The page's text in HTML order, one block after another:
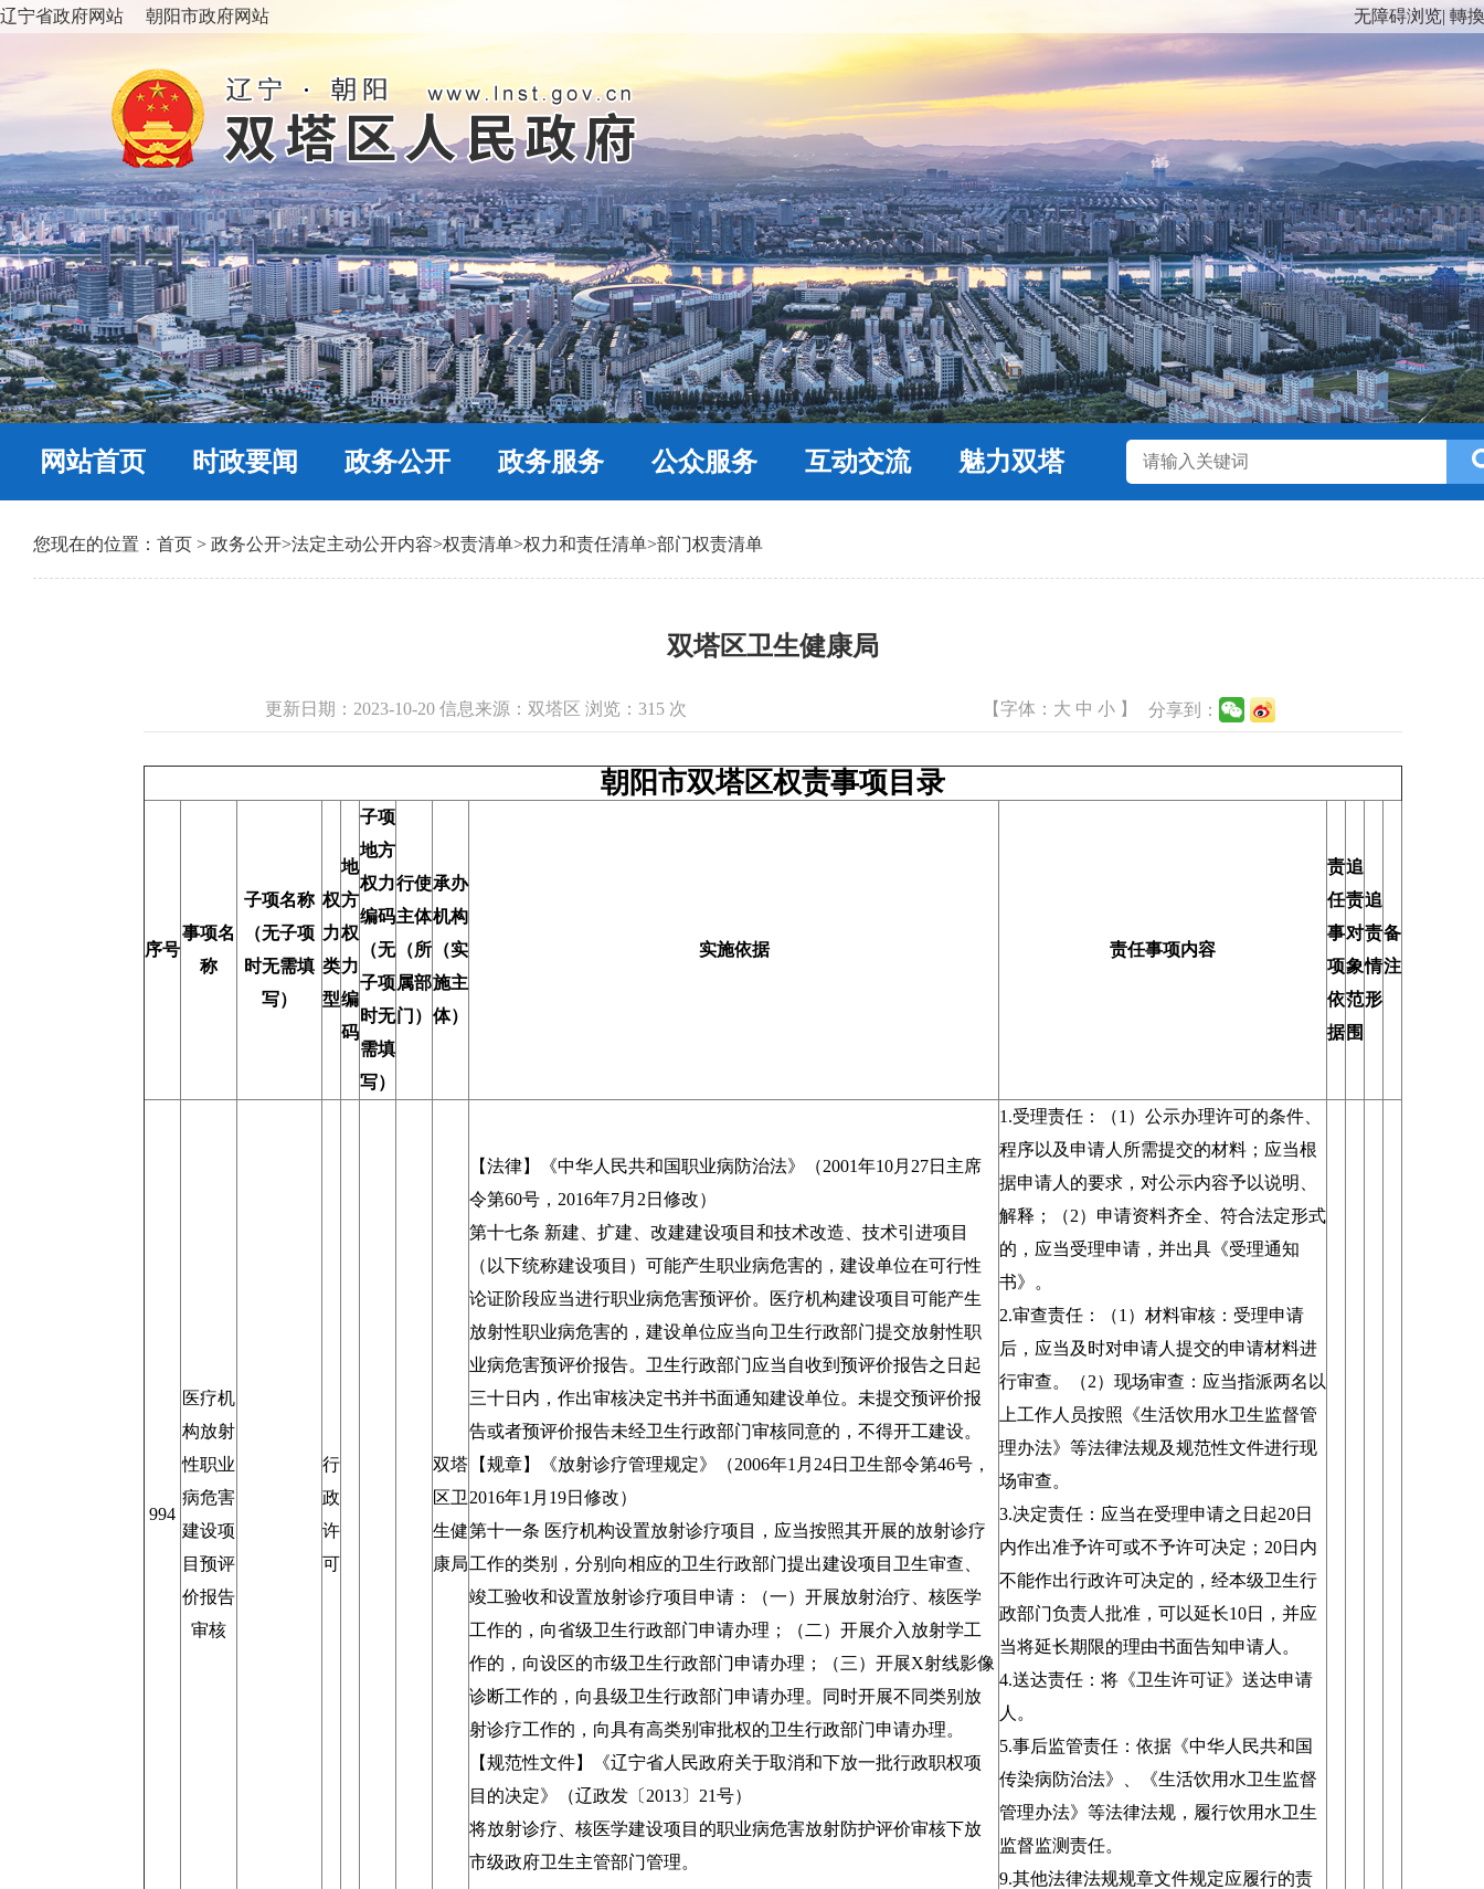
辽宁省政府网站 朝阳市政府网站 无障碍浏览| 轉
网站首页 时政要闻 政务公开 政务服务 公众服务 互动交流 魅力双塔
您现在的位置： 首页 > 政务公开>法定主动公开内容>权责清单>权力和责任清单>部门权责清单
双塔区卫生健康局
更新日期：2023-10-20 信息来源：双塔区 浏览： 315 次 【字体： 大 中 小 】 分享到：
朝阳市双塔区权责事项目录
序号
事项名
称
子项名称
（无子项
时无需填
写）
权
力
类
型
地
方
权
力
编
码
子项
地方
权力
编码
（无
子项
时无
需填
写）
行使
主体
（所
属部
门）
承办
机构
（实
施主
体）
实施依据 责任事项内容
责
任
事
项
依
据
追
责
对
象
范
围
追
责
情
形
备
注
994
医疗机
构放射
性职业
病危害
建设项
目预评
价报告
审核
行
政
许
可
双塔
区卫
生健
康局
【法律】《中华人民共和国职业病防治法》（2001年10月27日主席
令第60号，2016年7月2日修改）
第十七条 新建、扩建、改建建设项目和技术改造、技术引进项目
（以下统称建设项目）可能产生职业病危害的，建设单位在可行性
论证阶段应当进行职业病危害预评价。医疗机构建设项目可能产生
放射性职业病危害的，建设单位应当向卫生行政部门提交放射性职
业病危害预评价报告。卫生行政部门应当自收到预评价报告之日起
三十日内，作出审核决定书并书面通知建设单位。未提交预评价报
告或者预评价报告未经卫生行政部门审核同意的，不得开工建设。
【规章】《放射诊疗管理规定》（2006年1月24日卫生部令第46号，
2016年1月19日修改）
第十一条 医疗机构设置放射诊疗项目，应当按照其开展的放射诊疗
工作的类别，分别向相应的卫生行政部门提出建设项目卫生审查、
竣工验收和设置放射诊疗项目申请：（一）开展放射治疗、核医学
工作的，向省级卫生行政部门申请办理；（二）开展介入放射学工
作的，向设区的市级卫生行政部门申请办理；（三）开展X射线影像
诊断工作的，向县级卫生行政部门申请办理。同时开展不同类别放
射诊疗工作的，向具有高类别审批权的卫生行政部门申请办理。
【规范性文件】《辽宁省人民政府关于取消和下放一批行政职权项
目的决定》（辽政发〔2013〕21号）
将放射诊疗、核医学建设项目的职业病危害放射防护评价审核下放
市级政府卫生主管部门管理。
1.受理责任：（1）公示办理许可的条件、
程序以及申请人所需提交的材料；应当根
据申请人的要求，对公示内容予以说明、
解释；（2）申请资料齐全、符合法定形式
的，应当受理申请，并出具《受理通知
书》。
2.审查责任：（1）材料审核：受理申请
后，应当及时对申请人提交的申请材料进
行审查。（2）现场审查：应当指派两名以
上工作人员按照《生活饮用水卫生监督管
理办法》等法律法规及规范性文件进行现
场审查。
3.决定责任：应当在受理申请之日起20日
内作出准予许可或不予许可决定；20日内
不能作出行政许可决定的，经本级卫生行
政部门负责人批准，可以延长10日，并应
当将延长期限的理由书面告知申请人。
4.送达责任：将《卫生许可证》送达申请
人。
5.事后监管责任：依据《中华人民共和国
传染病防治法》、《生活饮用水卫生监督
管理办法》等法律法规，履行饮用水卫生
监督监测责任。
9.其他法律法规规章文件规定应履行的责